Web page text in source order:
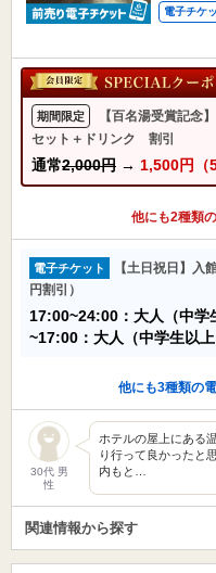
電子チケ
期間限定
【百名湯受賞記念
セット＋ドリンク 割引
通常2,000円 → 1,500円（
他にも2種類
電子チケット
【土日祝日】入
円割引）
17:00~24:00：大人（中学
~17:00：大人（中学生以上
他にも3種類の
30代 男
性
ホテルの屋上にある
り行って良かったと
内もと…
関連情報から探す